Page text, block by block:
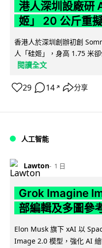
港人深圳設廠研
姬」 20 公斤重
香港人於深圳創辦初創
人「硅姬」，身高 1.75 米
閱讀全文
29 14 ↗ 分享
人工智能
Lawton 1 日
Grok Imagine
部編輯及多圖參
Elon Musk 旗下 xAI 以
Image 2.0 模型，強化 AI